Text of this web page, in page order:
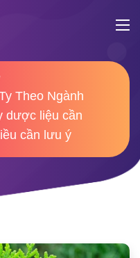
Theo Ngành
dược liệu cần
cần lưu ý